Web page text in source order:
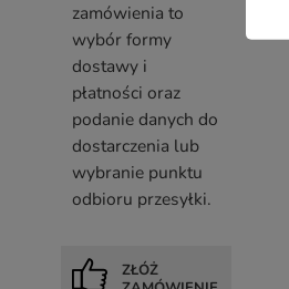
zamówienia to
wybór formy
dostawy i
płatności oraz
podanie danych do
dostarczenia lub
wybranie punktu
odbioru przesyłki.
ZŁÓŻ